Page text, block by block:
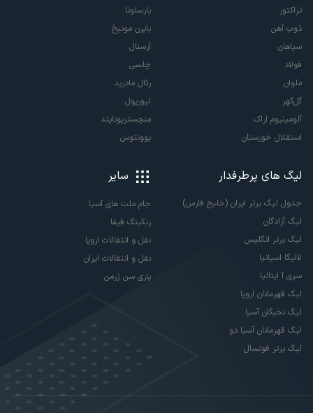
تراکتور
ذوب آهن
سپاهان
فولاد
ملوان
گل‌گهر
آلومینیوم اراک
استقلال خوزستان
بارسلونا
بایرن مونیخ
آرسنال
چلسی
رئال مادرید
لیورپول
منچستریونایتد
یوونتوس
لیگ های پرطرفدار
جدول لیگ برتر ایران (خلیج فارس)
لیگ آزادگان
لیگ برتر انگلیس
لالیگا اسپانیا
سری آ ایتالیا
لیگ قهرمانان اروپا
لیگ نخبگان آسیا
لیگ قهرمانان آسیا دو
لیگ برتر فوتسال
سایر
جام ملت های آسیا
رنکینگ فیفا
نقل و انتقالات اروپا
نقل و انتقالات ایران
پاری سن ژرمن